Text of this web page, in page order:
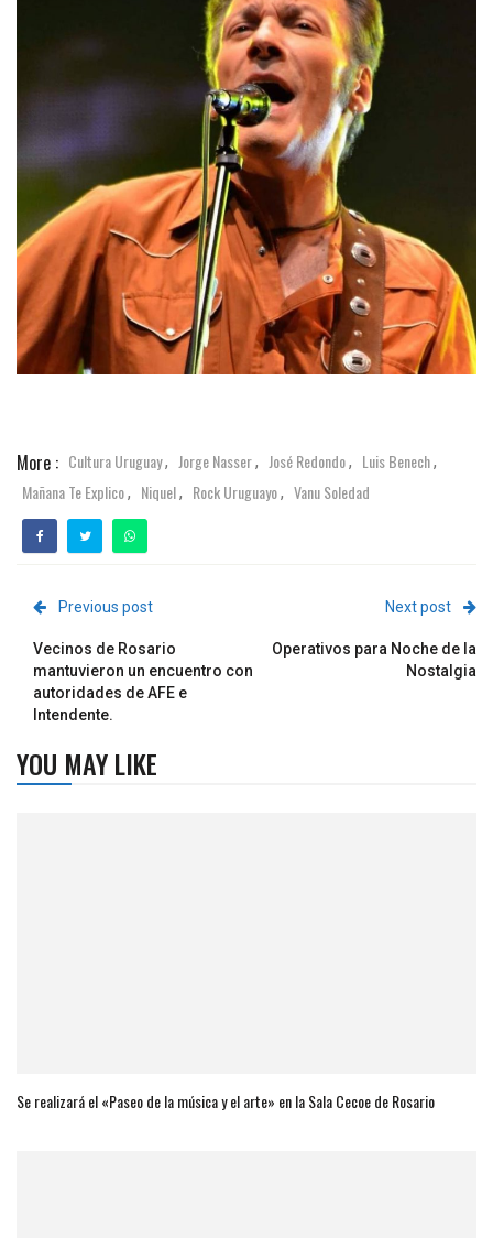
More : Cultura Uruguay, Jorge Nasser, José Redondo, Luis Benech,
Mañana Te Explico, Niquel, Rock Uruguayo, Vanu Soledad
Previous post
Vecinos de Rosario
mantuvieron un encuentro con
autoridades de AFE e
Intendente.
Next post
Operativos para Noche de la
Nostalgia
YOU MAY LIKE
Se realizará el «Paseo de la música y el arte» en la Sala Cecoe de Rosario